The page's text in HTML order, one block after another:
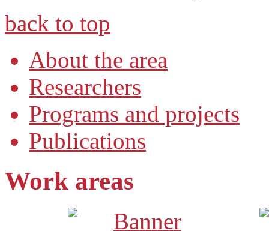
back to top
About the area
Researchers
Programs and projects
Publications
Work areas